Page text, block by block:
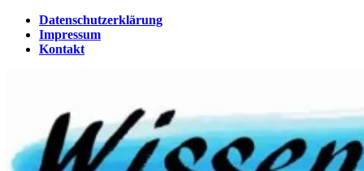
Zum
Inhalt
springen
Datenschutzerklärung
Impressum
Kontakt